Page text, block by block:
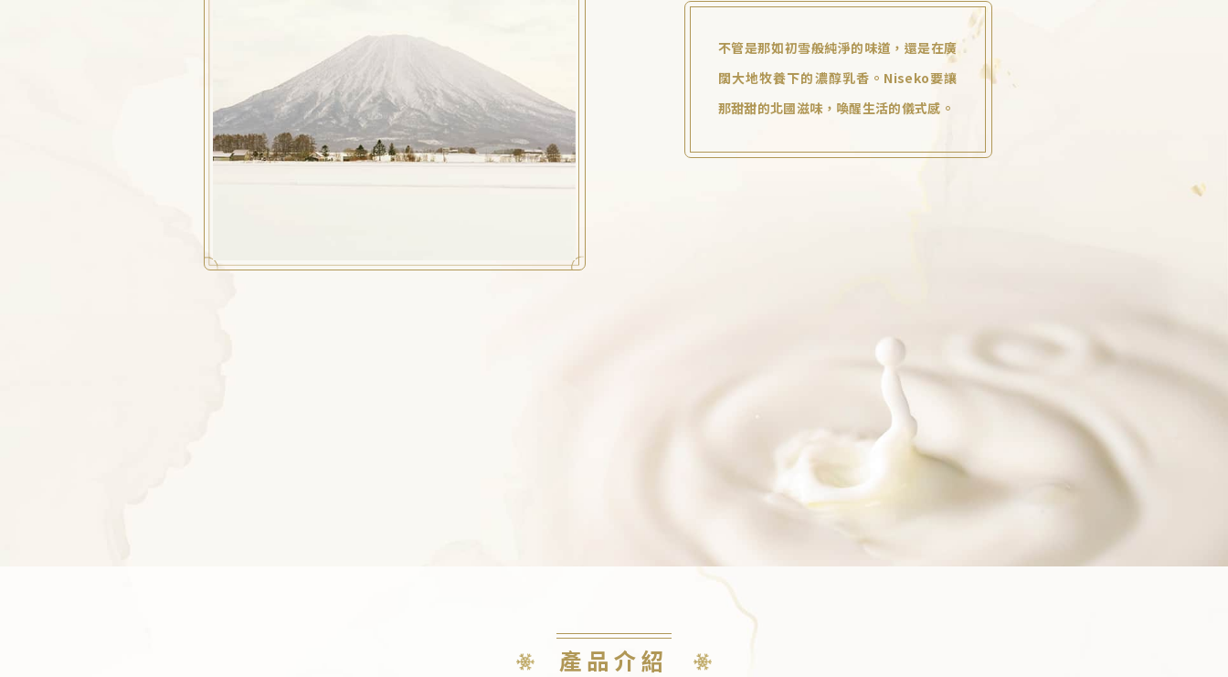
不管是那如初雪般純淨的味道，還是在廣
闊大地牧養下的濃醇乳香。Niseko要讓
那甜甜的北國滋味，喚醒生活的儀式感。
產品介紹